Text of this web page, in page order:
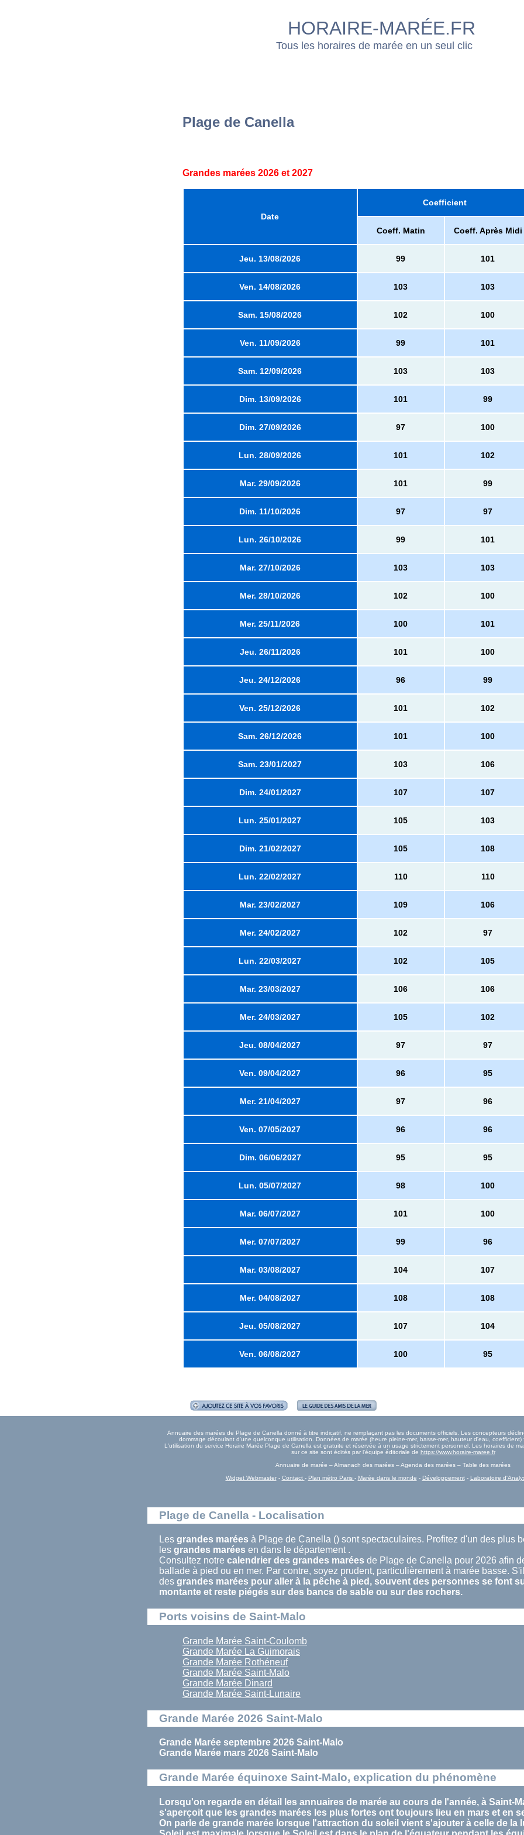
HORAIRE-MARÉE.FR
Tous les horaires de marée en un seul clic
Plage de Canella
Grandes marées 2026 et 2027
Date
Coefficient
Coeff. Matin Coeff. Après Midi
Jeu. 13/08/2026 99 101
Ven. 14/08/2026 103 103
Sam. 15/08/2026 102 100
Ven. 11/09/2026 99 101
Sam. 12/09/2026 103 103
Dim. 13/09/2026 101 99
Dim. 27/09/2026 97 100
Lun. 28/09/2026 101 102
Mar. 29/09/2026 101 99
Dim. 11/10/2026 97 97
Lun. 26/10/2026 99 101
Mar. 27/10/2026 103 103
Mer. 28/10/2026 102 100
Mer. 25/11/2026 100 101
Jeu. 26/11/2026 101 100
Jeu. 24/12/2026 96 99
Ven. 25/12/2026 101 102
Sam. 26/12/2026 101 100
Sam. 23/01/2027 103 106
Dim. 24/01/2027 107 107
Lun. 25/01/2027 105 103
Dim. 21/02/2027 105 108
Lun. 22/02/2027 110 110
Mar. 23/02/2027 109 106
Mer. 24/02/2027 102 97
Lun. 22/03/2027 102 105
Mar. 23/03/2027 106 106
Mer. 24/03/2027 105 102
Jeu. 08/04/2027 97 97
Ven. 09/04/2027 96 95
Mer. 21/04/2027 97 96
Ven. 07/05/2027 96 96
Dim. 06/06/2027 95 95
Lun. 05/07/2027 98 100
Mar. 06/07/2027 101 100
Mer. 07/07/2027 99 96
Mar. 03/08/2027 104 107
Mer. 04/08/2027 108 108
Jeu. 05/08/2027 107 104
Ven. 06/08/2027 100 95
Annuaire des marées de Plage de Canella donné à titre indicatif, ne remplaçant pas les documents officiels. Les concepteurs
dommage découlant d'une quelconque utilisation. Données de marée (heure pleine-mer, basse-mer, hauteur d'eau, coefficient)
L'utilisation du service Horaire Marée Plage de Canella est gratuite et réservée à un usage strictement personnel. Les horaires de
sur ce site sont édités par l'équipe éditoriale de https://www.horaire-maree.fr
Annuaire de marée – Almanach des marées – Agenda des marées – Table des marées
Widget Webmaster- Contact - Plan métro Paris - Marée dans le monde - Développement- Laboratoire
Plage de Canella - Localisation
Les grandes marées à Plage de Canella () sont spectaculaires. Profitez d'un des plus
les grandes marées en dans le département .
Consultez notre calendrier des grandes marées de Plage de Canella pour 2026 afin
ballade à pied ou en mer. Par contre, soyez prudent, particulièrement à marée basse.
des grandes marées pour aller à la pêche à pied, souvent des personnes se font
montante et reste piégés sur des bancs de sable ou sur des rochers.
Ports voisins de Saint-Malo
Grande Marée Saint-Coulomb
Grande Marée La Guimorais
Grande Marée Rothéneuf
Grande Marée Saint-Malo
Grande Marée Dinard
Grande Marée Saint-Lunaire
Grande Marée 2026 Saint-Malo
Grande Marée septembre 2026 Saint-Malo
Grande Marée mars 2026 Saint-Malo
Grande Marée équinoxe Saint-Malo, explication du phénomène
Lorsqu'on regarde en détail les annuaires de marée au cours de l'année, à Saint-
s'aperçoit que les grandes marées les plus fortes ont toujours lieu en mars et en
On parle de grande marée lorsque l'attraction du soleil vient s'ajouter à celle de la